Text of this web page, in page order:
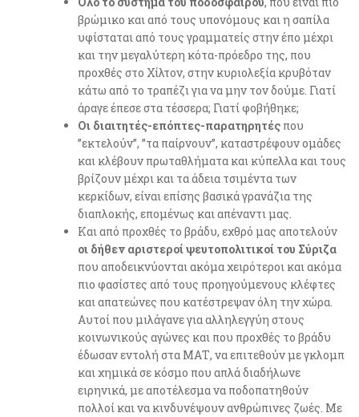
βρώμικο και από τους υπονόμους και η σαπίλα
υφίσταται από τους γραμματείς στην έπο μέχρι
και την μεγαλύτερη κότα-πρόεδρο της, που
προχθές στο Χίλτον, στην κυριολεξία κρυβόταν
κάτω από το τραπέζι για να μην τον δούμε. Γιατί
άραγε έπεσε στα τέσσερα; Γιατί φοβήθηκε;
Οι διαιτητές-επόπτες-παρατηρητές που
”εκτελούν”, ”τα παίρνουν”, καταστρέφουν ομάδες
και κλέβουν πρωταθλήματα και κύπελλα και τους
βρίζουν μέχρι και τα άδεια τσιμέντα των
κερκίδων, είναι επίσης βασικά γρανάζια της
διαπλοκής, επομένως και απέναντι μας.
Και από προχθές το βράδυ, εχθρό μας αποτελούν
οι δήθεν αριστεροί ψευτοπολιτικοί του Σύριζα
που αποδεικνύονται ακόμα χειρότεροι και ακόμα
πιο φασίστες από τους προηγούμενους κλέφτες
και απατεώνες που κατέστρεψαν όλη την χώρα.
Αυτοί που μιλάγανε για αλληλεγγύη στους
κοινωνικούς αγώνες και που προχθές το βράδυ
έδωσαν εντολή στα ΜΑΤ, να επιτεθούν με γκλομπ
και χημικά σε κόσμο που απλά διαδήλωνε
ειρηνικά, με αποτέλεσμα να ποδοπατηθούν
πολλοί και να κινδυνέψουν ανθρώπινες ζωές. Με